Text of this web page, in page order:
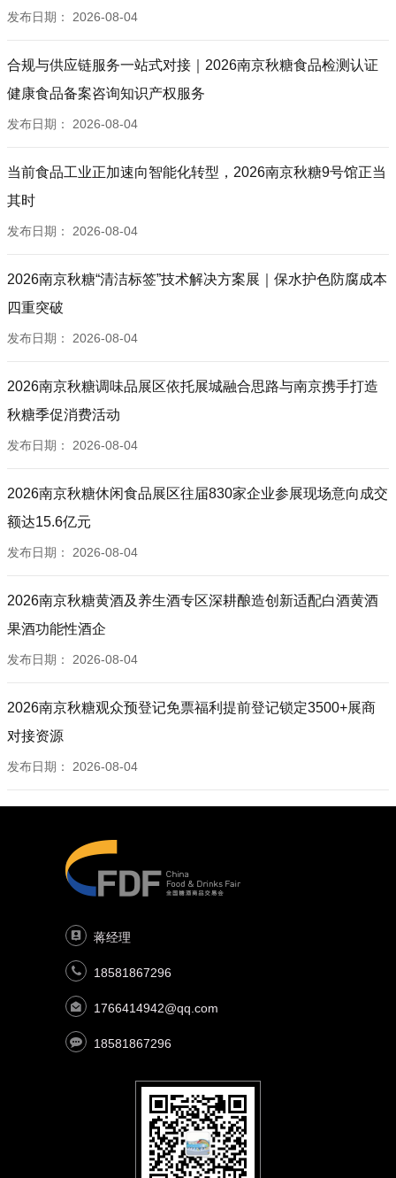
发布日期： 2026-08-04
合规与供应链服务一站式对接｜2026南京秋糖食品检测认证
健康食品备案咨询知识产权服务
发布日期： 2026-08-04
当前食品工业正加速向智能化转型，2026南京秋糖9号馆正当
其时
发布日期： 2026-08-04
2026南京秋糖“清洁标签”技术解决方案展｜保水护色防腐成本
四重突破
发布日期： 2026-08-04
2026南京秋糖调味品展区依托展城融合思路与南京携手打造
秋糖季促消费活动
发布日期： 2026-08-04
2026南京秋糖休闲食品展区往届830家企业参展现场意向成交
额达15.6亿元
发布日期： 2026-08-04
2026南京秋糖黄酒及养生酒专区深耕酿造创新适配白酒黄酒
果酒功能性酒企
发布日期： 2026-08-04
2026南京秋糖观众预登记免票福利提前登记锁定3500+展商
对接资源
发布日期： 2026-08-04
蒋经理
18581867296
1766414942@qq.com
18581867296